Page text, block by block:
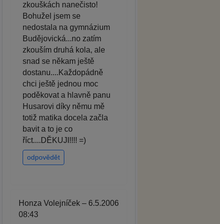
zkouškách nanečisto!
Bohužel jsem se
nedostala na gymnázium
Budějovická...no zatím
zkouším druhá kola, ale
snad se někam ještě
dostanu....Každopádně
chci ještě jednou moc
poděkovat a hlavně panu
Husarovi díky němu mě
totiž matika docela začla
bavit a to je co
říct....DĚKUJI!!!! =)
odpovědět
Honza Volejníček – 6.5.2006
08:43